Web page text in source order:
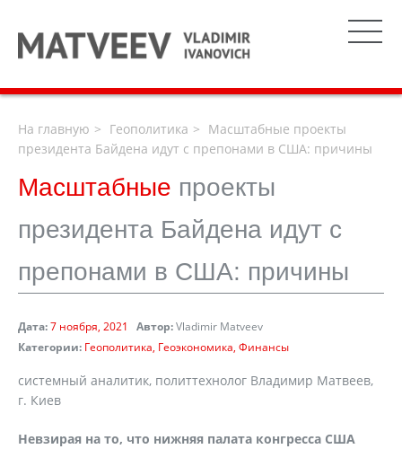
На главную Геополитика
Масштабные проекты
президента Байдена идут с препонами в США: причины
Масштабные проекты
президента Байдена идут с
препонами в США: причины
Дата:7 ноября, 2021 Автор:Vladimir Matveev
Категории: Геополитика Геоэкономика Финансы
системный аналитик, политтехнолог Владимир Матвеев,
г. Киев
Невзирая на то, что нижняя палата конгресса США